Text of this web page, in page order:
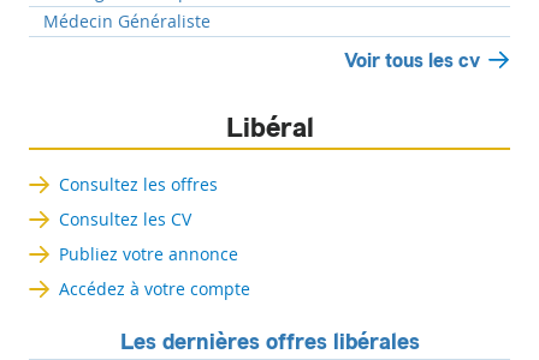
Médecin Généraliste
Voir tous les cv
Libéral
Consultez les offres
Consultez les CV
Publiez votre annonce
Accédez à votre compte
Les dernières offres libérales